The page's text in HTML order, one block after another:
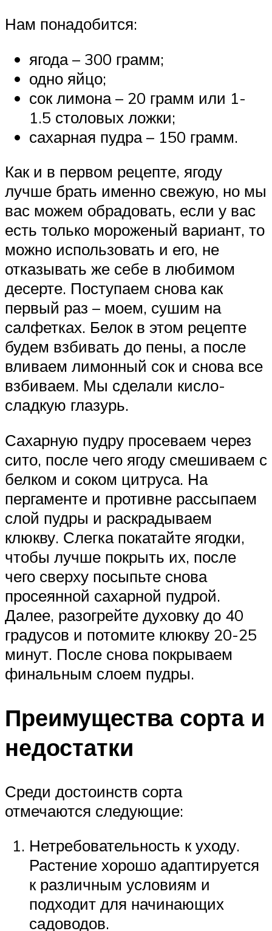
Нам понадобится:
ягода – 300 грамм;
одно яйцо;
сок лимона – 20 грамм или 1-
1.5 столовых ложки;
сахарная пудра – 150 грамм.
Как и в первом рецепте, ягоду
лучше брать именно свежую, но мы
вас можем обрадовать, если у вас
есть только мороженый вариант, то
можно использовать и его, не
отказывать же себе в любимом
десерте. Поступаем снова как
первый раз – моем, сушим на
салфетках. Белок в этом рецепте
будем взбивать до пены, а после
вливаем лимонный сок и снова все
взбиваем. Мы сделали кисло-
сладкую глазурь.
Сахарную пудру просеваем через
сито, после чего ягоду смешиваем с
белком и соком цитруса. На
пергаменте и противне рассыпаем
слой пудры и раскрадываем
клюкву. Слегка покатайте ягодки,
чтобы лучше покрыть их, после
чего сверху посыпьте снова
просеянной сахарной пудрой.
Далее, разогрейте духовку до 40
градусов и потомите клюкву 20-25
минут. После снова покрываем
финальным слоем пудры.
Преимущества сорта и
недостатки
Среди достоинств сорта
отмечаются следующие:
Нетребовательность к уходу.
Растение хорошо адаптируется
к различным условиям и
подходит для начинающих
садоводов.